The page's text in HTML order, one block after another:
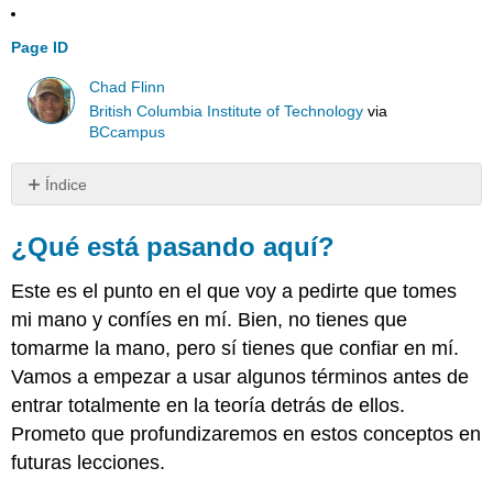
Page ID
Chad Flinn
British Columbia Institute of Technology via
BCcampus
Índice
está
pasando
Triángulos
de
impedancia
Triángulos
de
Recuerda
¿Qué está pasando aquí?
Este es el punto en el que voy a pedirte que tomes
mi mano y confíes en mí. Bien, no tienes que
tomarme la mano, pero sí tienes que confiar en mí.
Vamos a empezar a usar algunos términos antes de
entrar totalmente en la teoría detrás de ellos.
Prometo que profundizaremos en estos conceptos en
futuras lecciones.